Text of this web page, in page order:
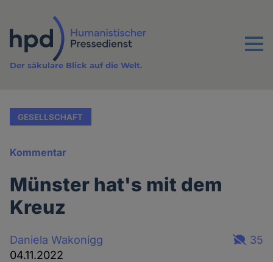
Inhalt
Menu
Der säkulare Blick auf die Welt.
GESELLSCHAFT
Kommentar
Münster hat's mit dem
Kreuz
Daniela Wakonigg
04.11.2022
35